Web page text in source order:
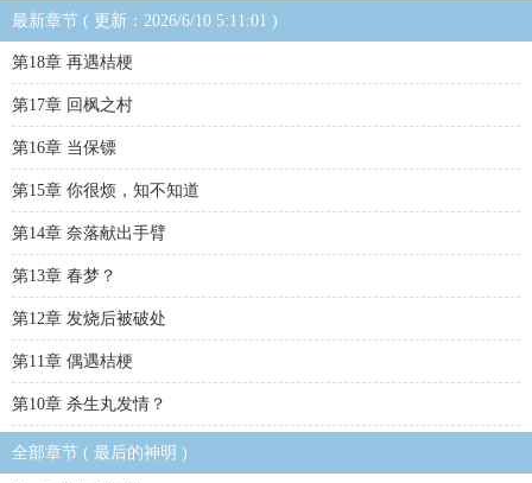
最新章节 ( 更新：2026/6/10 5:11:01 )
第18章 再遇桔梗
第17章 回枫之村
第16章 当保镖
第15章 你很烦，知不知道
第14章 奈落献出手臂
第13章 春梦？
第12章 发烧后被破处
第11章 偶遇桔梗
第10章 杀生丸发情？
全部章节 ( 最后的神明 )